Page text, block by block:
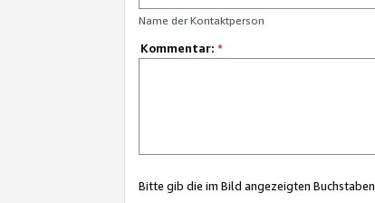
Name der Kontaktperson
Kommentar: *
Bitte gib die im Bild angezeigten